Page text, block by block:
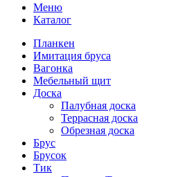
Меню
Каталог
Планкен
Имитация бруса
Вагонка
Мебельный щит
Доска
Палубная доска
Террасная доска
Обрезная доска
Брус
Брусок
Тик